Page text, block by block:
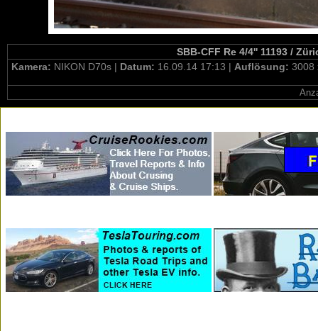
SBB-CFF Re 4/4'' 11193 /
Kamera: NIKON D70s | Datum: 16.09.14 17:13 | Auflösung: 3008